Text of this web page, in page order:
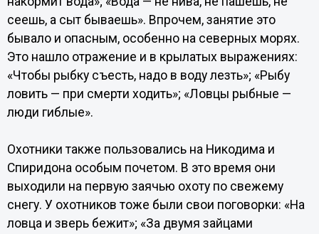
сеешь, а сыт бываешь». Впрочем, занятие это
бывало и опасным, особенно на северных морях.
Это нашло отражение и в крылатых выражениях:
«Чтобы рыбку съесть, надо в воду лезть»; «Рыбу
ловить — при смерти ходить»; «Ловцы рыбные —
люди гиблые».
Охотники также пользовались на Никодима и
Спиридона особым почетом. В это время они
выходили на первую заячью охоту по свежему
снегу. У охотников тоже были свои поговорки: «На
ловца и зверь бежит»; «За двумя зайцами